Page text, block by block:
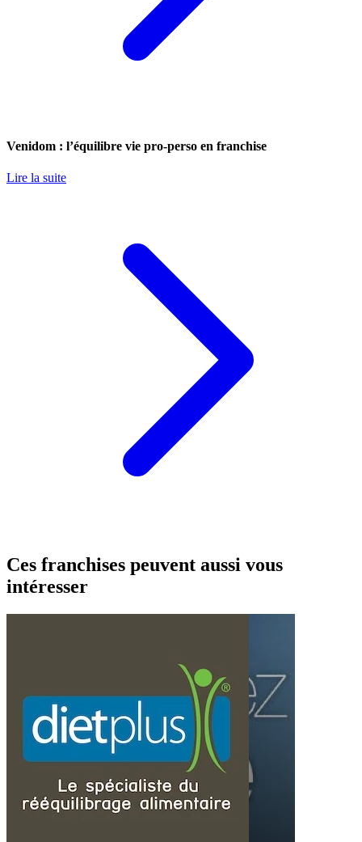
Venidom : l’équilibre vie pro-perso en franchise
Lire la suite
Ces franchises peuvent aussi vous
intéresser